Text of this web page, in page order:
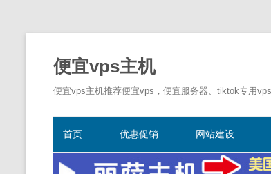
便宜vps主机
便宜vps主机推荐便宜vps，便宜服务器、tiktok专用
首页 优惠促销 网站建设